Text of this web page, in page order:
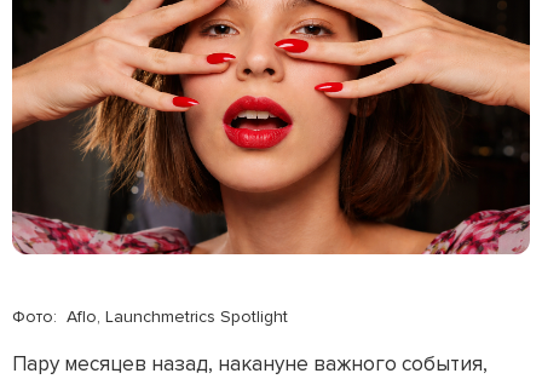
Фото: Aflo, Launchmetrics Spotlight
Пару месяцев назад, накануне важного события,